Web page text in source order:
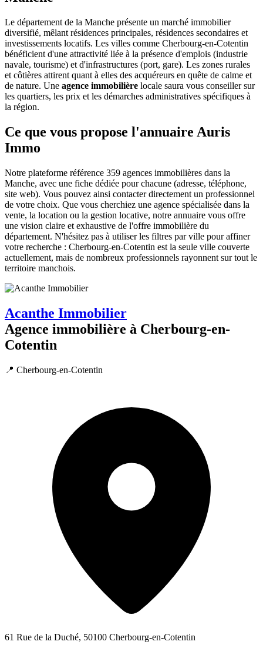
Le département de la Manche présente un marché immobilier
diversifié, mêlant résidences principales, résidences secondaires et
investissements locatifs. Les villes comme Cherbourg-en-Cotentin
bénéficient d'une attractivité liée à la présence d'emplois (industrie
navale, tourisme) et d'infrastructures (port, gare). Les zones rurales
et côtières attirent quant à elles des acquéreurs en quête de calme et
de nature. Une agence immobilière locale saura vous conseiller sur
les quartiers, les prix et les démarches administratives spécifiques à
la région.
Ce que vous propose l'annuaire Auris
Immo
Notre plateforme référence 359 agences immobilières dans la
Manche, avec une fiche dédiée pour chacune (adresse, téléphone,
site web). Vous pouvez ainsi contacter directement un professionnel
de votre choix. Que vous cherchiez une agence spécialisée dans la
vente, la location ou la gestion locative, notre annuaire vous offre
une vision claire et exhaustive de l'offre immobilière du
département. N'hésitez pas à utiliser les filtres par ville pour affiner
votre recherche : Cherbourg-en-Cotentin est la seule ville couverte
actuellement, mais de nombreux professionnels rayonnent sur tout le
territoire manchois.
Acanthe Immobilier
Agence immobilière à Cherbourg-en-
Cotentin
📍 Cherbourg-en-Cotentin
61 Rue de la Duché, 50100 Cherbourg-en-Cotentin